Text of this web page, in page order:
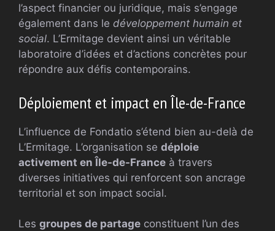
l’aspect financier ou juridique, mais s’engage
également dans le développement humain et
social. L’Ermitage devient ainsi un véritable
laboratoire d’idées et d’actions concrètes pour
répondre aux défis contemporains.
Déploiement et impact en Île-de-France
L’influence de Fondatio s’étend bien au-delà de
L’Ermitage. L’organisation se déploie
activement en Île-de-France à travers
diverses initiatives qui renforcent son ancrage
territorial et son impact social.
Les groupes de partage constituent l’un des